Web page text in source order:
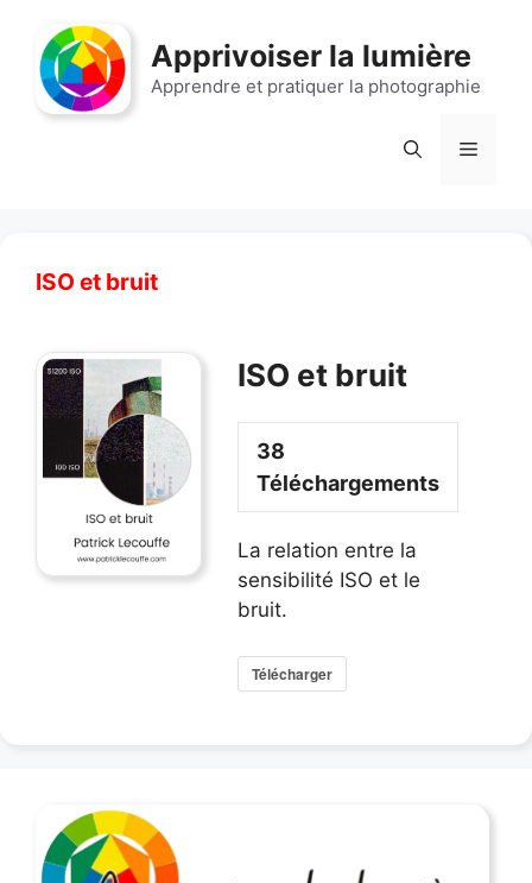
contenu
Apprivoiser la lumière
Apprendre et pratiquer la photographie
Menu
ISO et bruit
ISO et bruit
38
Téléchargements
La relation entre la
sensibilité ISO et le
bruit.
Télécharger